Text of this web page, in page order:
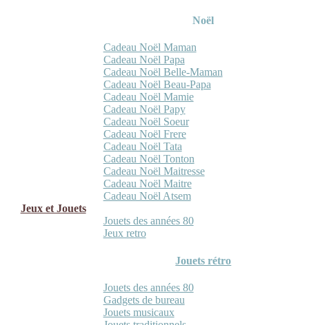
Noël
Cadeau Noël Maman
Cadeau Noël Papa
Cadeau Noël Belle-Maman
Cadeau Noël Beau-Papa
Cadeau Noël Mamie
Cadeau Noël Papy
Cadeau Noël Soeur
Cadeau Noël Frere
Cadeau Noël Tata
Cadeau Noël Tonton
Cadeau Noël Maitresse
Cadeau Noël Maitre
Cadeau Noël Atsem
Jeux et Jouets
Jouets des années 80
Jeux retro
Jouets rétro
Jouets des années 80
Gadgets de bureau
Jouets musicaux